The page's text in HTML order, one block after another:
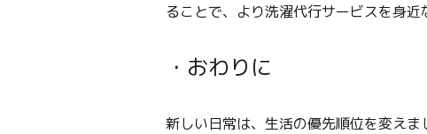
ることで、より洗濯代行サービスを身近
・おわりに
新しい日常は、生活の優先順位を変え